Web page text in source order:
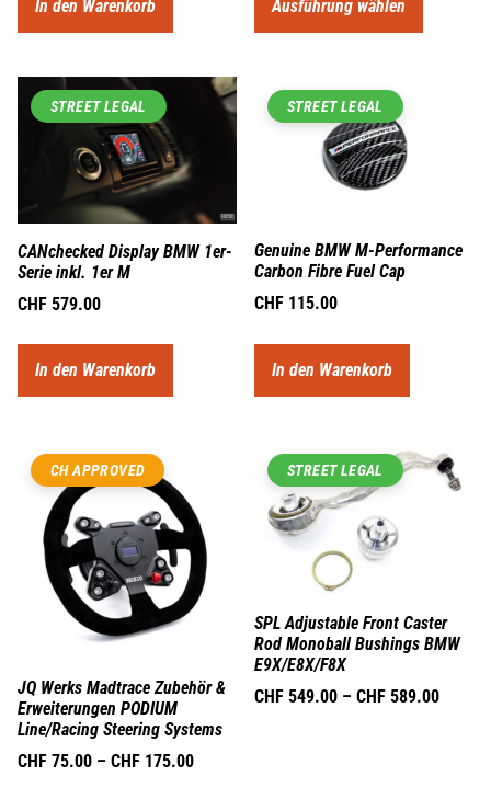
In den Warenkorb Ausführung wählen
STREET LEGAL
CANchecked Display BMW 1er-
Serie inkl. 1er M
CHF 579.00
In den Warenkorb
STREET LEGAL
Genuine BMW M-Performance
Carbon Fibre Fuel Cap
CHF 115.00
In den Warenkorb
CH APPROVED
JQ Werks Madtrace Zubehör &
Erweiterungen PODIUM
Line/Racing Steering Systems
CHF 75.00 – CHF 175.00
STREET LEGAL
SPL Adjustable Front Caster
Rod Monoball Bushings BMW
E9X/E8X/F8X
CHF 549.00 – CHF 589.00